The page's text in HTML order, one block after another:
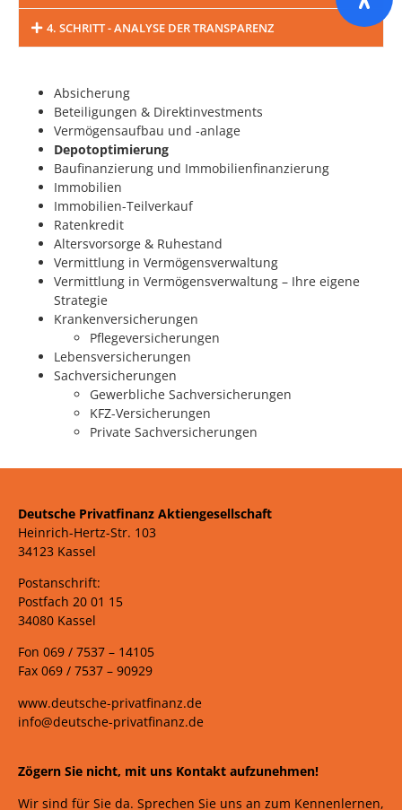
4. SCHRITT - ANALYSE DER TRANSPARENZ
Absicherung
Beteiligungen & Direktinvestments
Vermögensaufbau und -anlage
Depotoptimierung
Baufinanzierung und Immobilienfinanzierung
Immobilien
Immobilien-Teilverkauf
Ratenkredit
Altersvorsorge & Ruhestand
Vermittlung in Vermögensverwaltung
Vermittlung in Vermögensverwaltung – Ihre eigene
Strategie
Krankenversicherungen
Pflegeversicherungen
Lebensversicherungen
Sachversicherungen
Gewerbliche Sachversicherungen
KFZ-Versicherungen
Private Sachversicherungen
Deutsche Privatfinanz Aktiengesellschaft
Heinrich-Hertz-Str. 103
34123 Kassel
Postanschrift:
Postfach 20 01 15
34080 Kassel
Fon 069 / 7537 – 14105
Fax 069 / 7537 – 90929
www.deutsche-privatfinanz.de
info@deutsche-privatfinanz.de
Zögern Sie nicht, mit uns Kontakt aufzunehmen!
Wir sind für Sie da. Sprechen Sie uns an zum Kennenlernen,